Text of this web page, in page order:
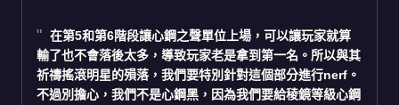
在第5和第6階段讓心鋼之聲單位上場，可以讓玩家就算
輸了也不會落後太多，導致玩家老是拿到第一名。所以與其
祈禱搖滾明星的殞落，我們要特別針對這個部分進行nerf。
不過別擔心，我們不是心鋼黑，因為我們要給稜鏡等級心鋼